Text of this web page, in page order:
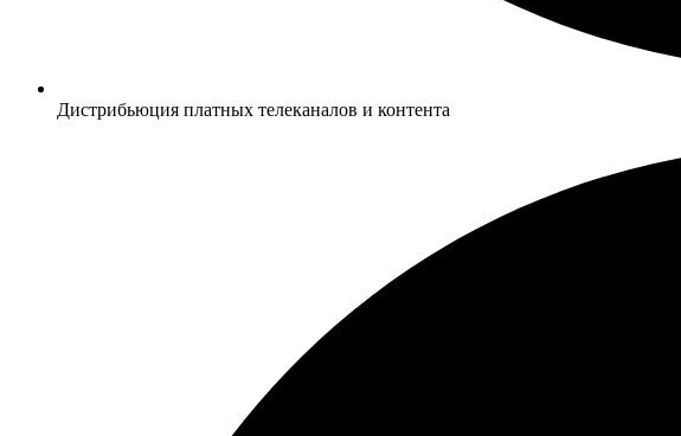
Дистрибьюция платных телеканалов и контента